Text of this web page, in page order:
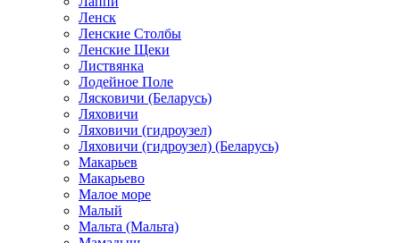
Ленск
Ленские Столбы
Ленские Щеки
Листвянка
Лодейное Поле
Лясковичи (Беларусь)
Ляховичи
Ляховичи (гидроузел)
Ляховичи (гидроузел) (Беларусь)
Макарьев
Макарьево
Малое море
Малый
Мальта (Мальта)